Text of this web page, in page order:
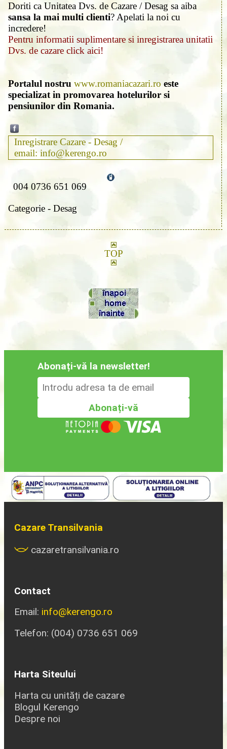
Doriti ca Unitatea Dvs. de Cazare / Desag sa aiba
sansa la mai multi clienti? Apelati la noi cu
incredere!
Pentru informatii suplimentare si inregistrarea unitatii
Dvs. de cazare click aici!
Portalul nostru www.romaniacazari.ro este
specializat in promovarea hotelurilor si
pensiunilor din Romania.
Inregistrare Cazare - Desag /
email: info@kerengo.ro
004 0736 651 069
Categorie - Desag
TOP
Abonați-vă la newsletter!
Cazare Transilvania
cazaretransilvania.ro
Contact
Email: info@kerengo.ro
Telefon: (004) 0736 651 069
Harta Siteului
Harta cu unități de cazare
Blogul Kerengo
Despre noi